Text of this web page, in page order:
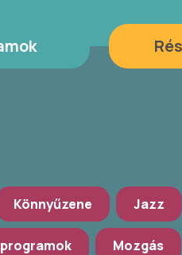
Könnyűzene Jazz
Mozgás